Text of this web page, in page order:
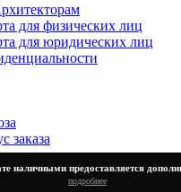
наличными предоставляется
подробнее
для физических лиц
для юридических лиц
заказа
товара